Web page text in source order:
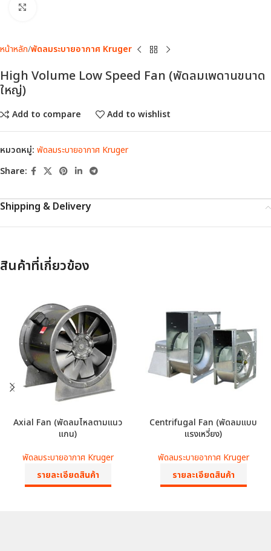
หน้าหลัก พัดลมระบายอากาศ Kruger
High Volume Low Speed Fan (พัดลมเพดานขนาด
ใหญ่)
Add to compare Add to wishlist
หมวดหมู่: พัดลมระบายอากาศ Kruger
Share:
Shipping & Delivery
สินค้าที่เกี่ยวข้อง
Axial Fan (พัดลมไหลตามแนว
แกน)
พัดลมระบายอากาศ Kruger
รายละเอียดสินค้า
Centrifugal Fan (พัดลมแบบ
แรงเหวี่ยง)
พัดลมระบายอากาศ Kruger
รายละเอียดสินค้า